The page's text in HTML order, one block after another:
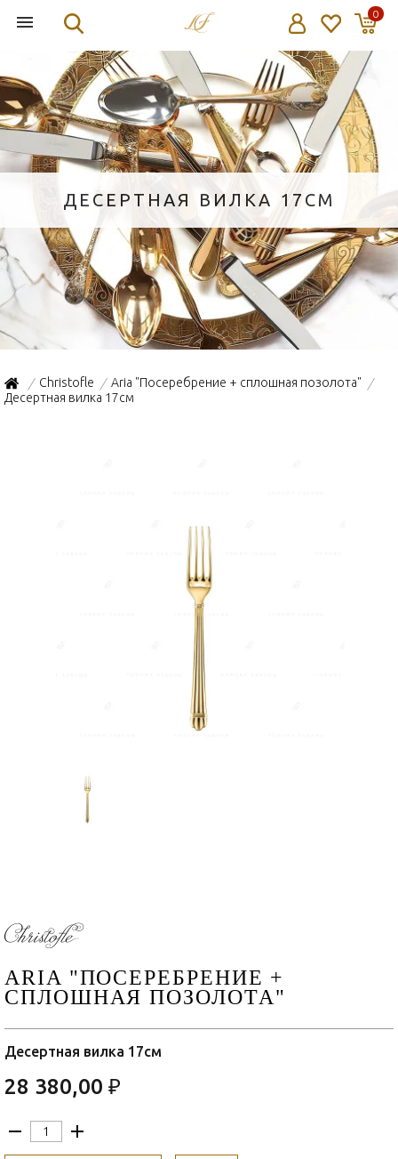
0
ДЕСЕРТНАЯ ВИЛКА 17СМ
/ Christofle / Aria "Посеребрение + сплошная позолота" /
Десертная вилка 17см
ARIA "ПОСЕРЕБРЕНИЕ +
СПЛОШНАЯ ПОЗОЛОТА"
Десертная вилка 17см
28 380,00 ₽